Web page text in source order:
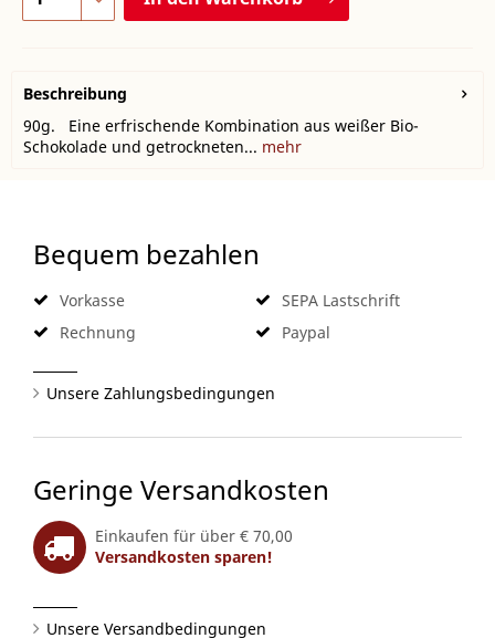
Beschreibung
90g. Eine erfrischende Kombination aus weißer Bio-
Schokolade und getrockneten... mehr
Bequem bezahlen
Vorkasse
Rechnung
SEPA Lastschrift
Paypal
Unsere Zahlungsbedingungen
Geringe Versandkosten
Einkaufen für über € 70,00
Versandkosten sparen!
Unsere Versandbedingungen